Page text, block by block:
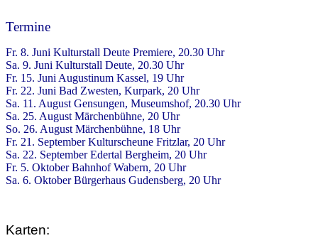
Termine
Fr. 8. Juni Kulturstall Deute Premiere, 20.30 Uhr
Sa. 9. Juni Kulturstall Deute, 20.30 Uhr
Fr. 15. Juni Augustinum Kassel, 19 Uhr
Fr. 22. Juni Bad Zwesten, Kurpark, 20 Uhr
Sa. 11. August Gensungen, Museumshof, 20.30 Uhr
Sa. 25. August Märchenbühne, 20 Uhr
So. 26. August Märchenbühne, 18 Uhr
Fr. 21. September Kulturscheune Fritzlar, 20 Uhr
Sa. 22. September Edertal Bergheim, 20 Uhr
Fr. 5. Oktober Bahnhof Wabern, 20 Uhr
Sa. 6. Oktober Bürgerhaus Gudensberg, 20 Uhr
Karten: